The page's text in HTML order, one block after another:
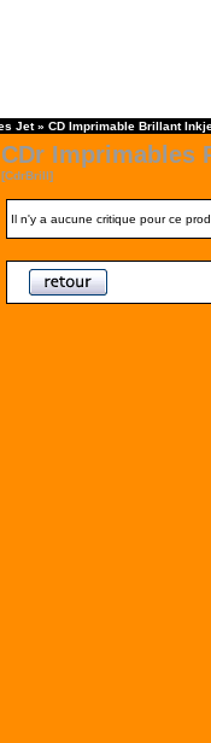
Jet» CD Imprimable Brillant
CDr Imprimables
[CdrBrill]
Il n'y a aucune critique pour ce